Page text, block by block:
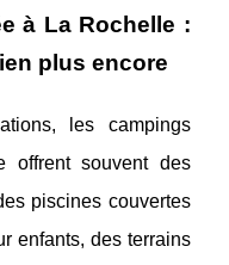
à La Rochelle :
plus encore
les campings
offrent souvent des
piscines couvertes
enfants, des terrains